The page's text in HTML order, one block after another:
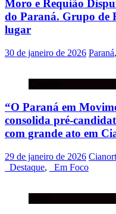
Moro e Requião
do Paraná. Grupo de
lugar
30 de janeiro de 2026 Paraná,
“O Paraná em
consolida pré-
com grande ato em
29 de janeiro de 2026
_Destaque, _Em Foco